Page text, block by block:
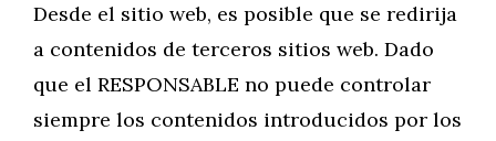
Desde el sitio web, es posible que se redirija
a contenidos de terceros sitios web. Dado
que el RESPONSABLE no puede controlar
siempre los contenidos introducidos por los